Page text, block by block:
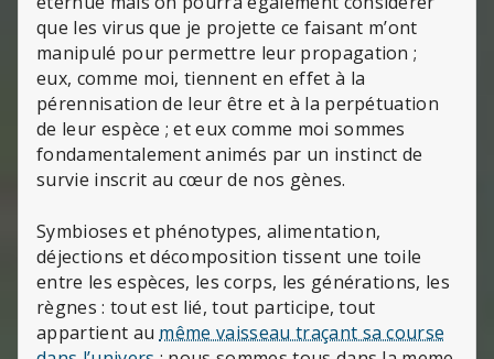
que les virus que je projette ce faisant m’ont
manipulé pour permettre leur propagation ;
eux, comme moi, tiennent en effet à la
pérennisation de leur être et à la perpétuation
de leur espèce ; et eux comme moi sommes
fondamentalement animés par un instinct de
survie inscrit au cœur de nos gènes.
Symbioses et phénotypes, alimentation,
déjections et décomposition tissent une toile
entre les espèces, les corps, les générations, les
règnes : tout est lié, tout participe, tout
appartient au même vaisseau traçant sa course